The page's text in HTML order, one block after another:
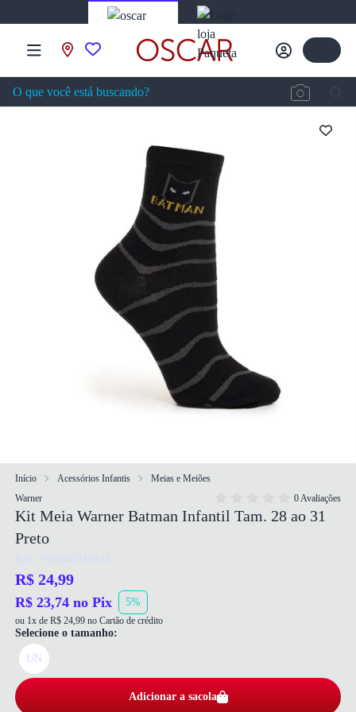
Início Acessórios Infantis
Meias e Meiões
Warner
0 Avaliações
Kit Meia Warner Batman Infantil Tam. 28 ao 31
Preto
Ref: 7908846315834
R$ 24,99
R$ 23,74 no Pix 5%
ou 1x de R$ 24,99 no Cartão de crédito
Selecione o tamanho:
UN
Adicionar a sacola